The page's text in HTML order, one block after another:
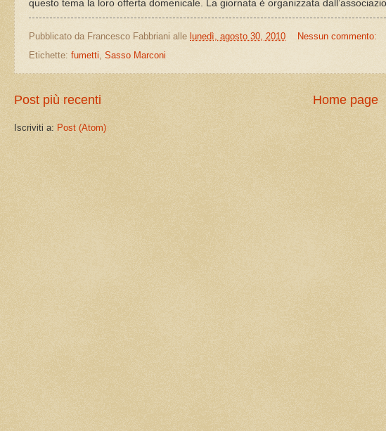
questo tema la loro offerta domenicale. La giornata è organizzata
Pubblicato da Francesco Fabbriani alle lunedì, agosto 30, 2010
Nessun commento:
Etichette: fumetti Sasso Marconi
Post più recenti Home page
Iscriviti a: Post (Atom)